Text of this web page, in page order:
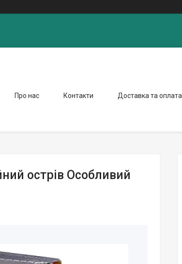
Про нас Контакти Доставка та оплата
острів Особливий